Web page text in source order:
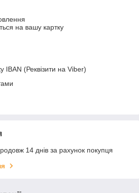
на вашу картку
IBAN (Реквізити на Viber)
14 днів за рахунок покупця